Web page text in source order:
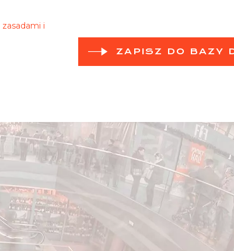
zasadami i
ZAPISZ DO BAZY